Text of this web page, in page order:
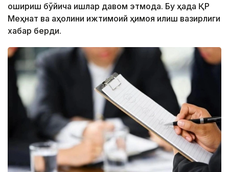
ошириш бўйича ишлар давом этмоқда. Бу ҳақда ҚР
Меҳнат ва аҳолини ижтимоий ҳимоя қилиш вазирлиги
хабар берди.